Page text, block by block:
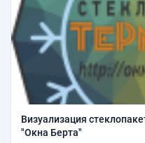
Визуализация
"Окна Берта"